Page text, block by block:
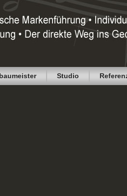
Studio